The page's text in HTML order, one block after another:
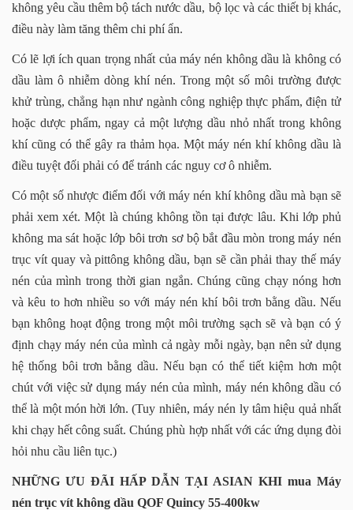
không yêu cầu thêm bộ tách nước dầu, bộ lọc và các thiết bị khác,
điều này làm tăng thêm chi phí ẩn.
Có lẽ lợi ích quan trọng nhất của máy nén không dầu là không có
dầu làm ô nhiễm dòng khí nén. Trong một số môi trường được
khử trùng, chẳng hạn như ngành công nghiệp thực phẩm, điện tử
hoặc dược phẩm, ngay cả một lượng dầu nhỏ nhất trong không
khí cũng có thể gây ra thảm họa. Một máy nén khí không dầu là
điều tuyệt đối phải có để tránh các nguy cơ ô nhiễm.
Có một số nhược điểm đối với máy nén khí không dầu mà bạn sẽ
phải xem xét. Một là chúng không tồn tại được lâu. Khi lớp phủ
không ma sát hoặc lớp bôi trơn sơ bộ bắt đầu mòn trong máy nén
trục vít quay và pittông không dầu, bạn sẽ cần phải thay thế máy
nén của mình trong thời gian ngắn. Chúng cũng chạy nóng hơn
và kêu to hơn nhiều so với máy nén khí bôi trơn bằng dầu. Nếu
bạn không hoạt động trong một môi trường sạch sẽ và bạn có ý
định chạy máy nén của mình cả ngày mỗi ngày, bạn nên sử dụng
hệ thống bôi trơn bằng dầu. Nếu bạn có thể tiết kiệm hơn một
chút với việc sử dụng máy nén của mình, máy nén không dầu có
thể là một món hời lớn. (Tuy nhiên, máy nén ly tâm hiệu quả nhất
khi chạy hết công suất. Chúng phù hợp nhất với các ứng dụng đòi
hỏi nhu cầu liên tục.)
NHỮNG ƯU ĐÃI HẤP DẪN TẠI ASIAN KHI mua Máy
nén trục vít không dầu QOF Quincy 55-400kw